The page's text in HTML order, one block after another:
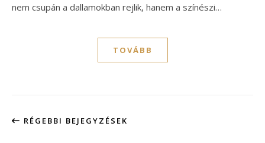
nem csupán a dallamokban rejlik, hanem a színészi…
TOVÁBB
RÉGEBBI BEJEGYZÉSEK